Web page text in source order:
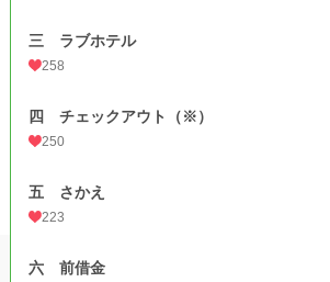
三 ラブホテル
258
四 チェックアウト（※）
250
五 さかえ
223
六 前借金